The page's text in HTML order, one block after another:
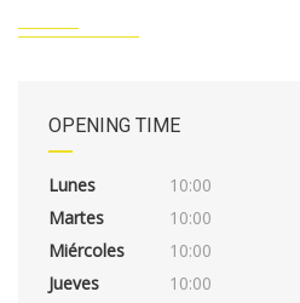
OPENING TIME
Lunes
10:00
Martes
10:00
Miércoles
10:00
Jueves
10:00